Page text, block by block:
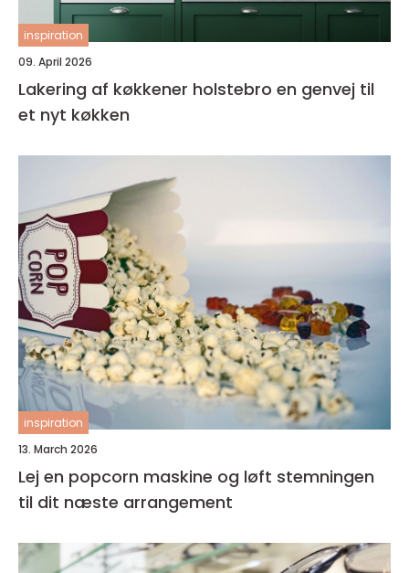
inspiration
09. April 2026
Lakering af køkkener holstebro en genvej til
et nyt køkken
inspiration
13. March 2026
Lej en popcorn maskine og løft stemningen
til dit næste arrangement